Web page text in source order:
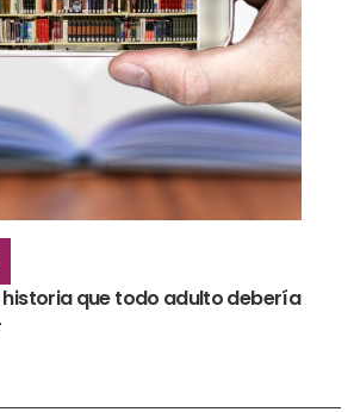
que todo adulto debería